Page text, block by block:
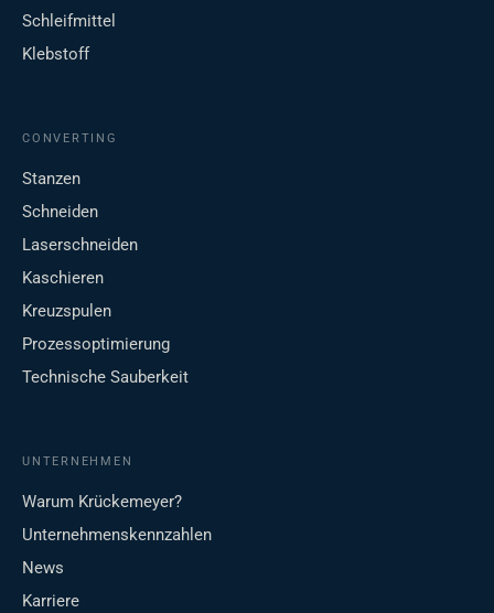
Schleifmittel
Klebstoff
CONVERTING
Stanzen
Schneiden
Laserschneiden
Kaschieren
Kreuzspulen
Prozessoptimierung
Technische Sauberkeit
UNTERNEHMEN
Warum Krückemeyer?
Unternehmenskennzahlen
News
Karriere